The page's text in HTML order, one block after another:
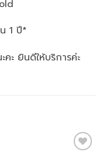
1 ปี*
ะ ยินดีให้บริการค่ะ